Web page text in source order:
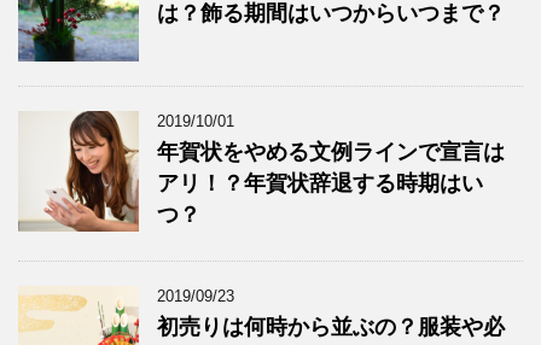
は？飾る期間はいつからいつまで？
2019/10/01
年賀状をやめる文例ラインで宣言は
アリ！？年賀状辞退する時期はい
つ？
2019/09/23
初売りは何時から並ぶの？服装や必